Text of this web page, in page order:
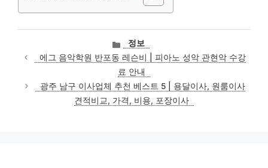
카
테
고
리
정보
에그 음악학원 반포동 레슨비 | 피아노 성악 관현악 수강
료 안내
광주 남구 이사업체 추천 베스트 5 | 용달이사, 원룸이사
견적비교, 가격, 비용, 포장이사